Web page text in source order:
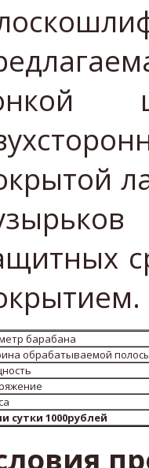
барабана
обрабатываемой
сутки 1000рублей